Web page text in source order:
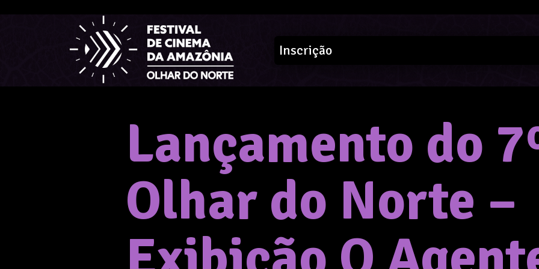
Inscrição
Lançamento do
Olhar do Norte –